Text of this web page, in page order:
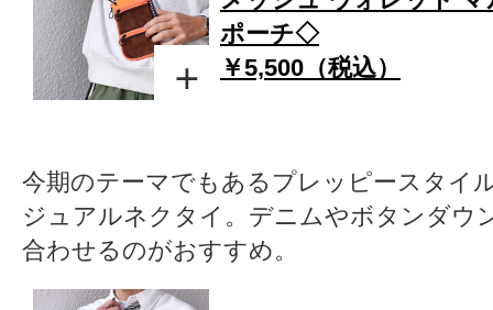
ポーチ◇
￥5,500（税込）
今期のテーマでもあるプレッピースタイ
ジュアルネクタイ。デニムやボタンダウ
合わせるのがおすすめ。